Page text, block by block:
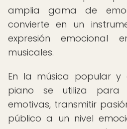
amplia gama de
convierte en un
expresión emocional
musicales.
En la música popular y
piano se utiliza para
emotivas, transmitir
público a un nivel